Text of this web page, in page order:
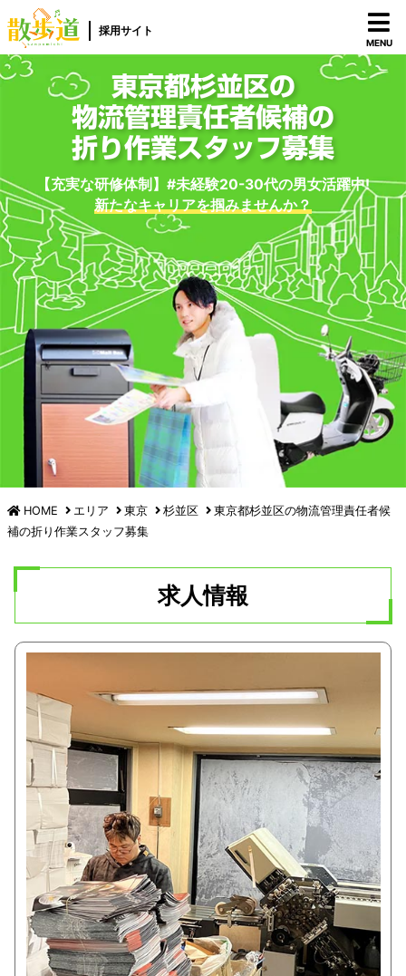
採用サイト
MENU
東京都杉並区の
物流管理責任者候補の
折り作業スタッフ募集
【充実な研修体制】#未経験20-30代の男女活躍中!
新たなキャリアを掴みませんか？
HOME エリア 東京 杉並区 東京都杉並区の物流管理責任者候
補の折り作業スタッフ募集
求人情報